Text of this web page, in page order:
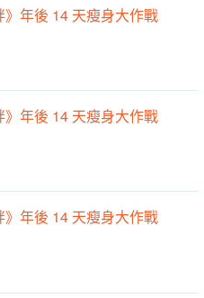
》年後 14 天瘦身大作戰
》年後 14 天瘦身大作戰
》年後 14 天瘦身大作戰